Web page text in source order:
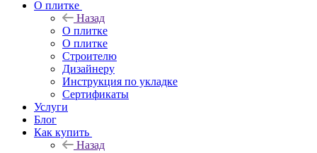
О плитке
Назад
О плитке
О плитке
Строителю
Дизайнеру
Инструкция по укладке
Сертификаты
Услуги
Блог
Как купить
Назад